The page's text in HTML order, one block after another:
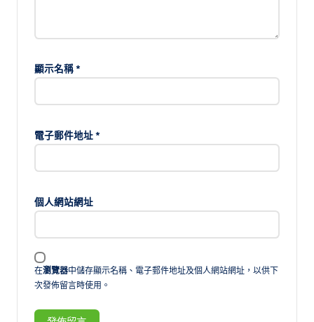
顯示名稱*
電子郵件地址*
個人網站網址
在瀏覽器中儲存顯示名稱、電子郵件地址及個人網站網址，以供下
次發佈留言時使用。